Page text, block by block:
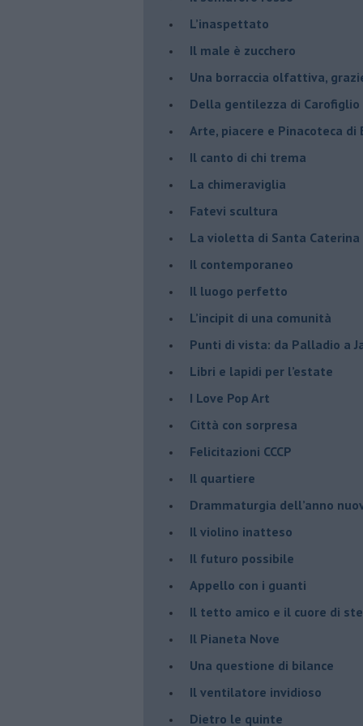
​L’inaspettato
​Il male è zucchero
​Una borraccia olfattiva,
​Della gentilezza di Carofiglio
Arte, piacere e Pinacoteca di
​Il canto di chi trema
La chimeraviglia
​Fatevi scultura
​La violetta di Santa Caterina
​Il contemporaneo
​Il luogo perfetto
​L’incipit di una comunità
Punti di vista: da Palladio a
​Libri e lapidi per l’estate
​I Love Pop Art
Città con sorpresa
Felicitazioni CCCP
​Il quartiere
​Drammaturgia dell’anno
​Il violino inatteso
​Il futuro possibile
​Appello con i guanti
​Il tetto amico e il cuore di
​Il Pianeta Nove
​Una questione di bilance
​Il ventilatore invidioso
​Dietro le quinte